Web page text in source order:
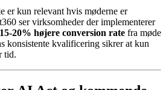
er kun relevant hvis møderne er
ser virksomheder der implementerer
15-20% højere conversion rate fra møde
konsistente kvalificering sikrer at kun
tid.